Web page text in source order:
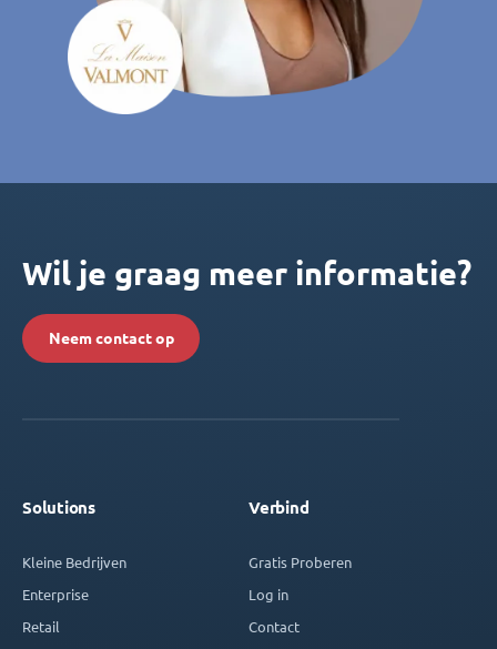
Wil je graag meer informatie?
Neem contact op
Solutions
Kleine Bedrijven
Enterprise
Retail
Verbind
Gratis Proberen
Log in
Contact